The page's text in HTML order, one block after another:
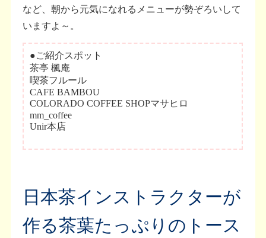
など、朝から元気になれるメニューが勢ぞろいして
いますよ～。
日本茶インストラクターが
作る茶葉たっぷりのトース